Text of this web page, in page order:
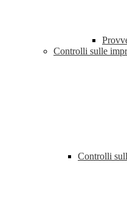
Controlli sulle
Controlli